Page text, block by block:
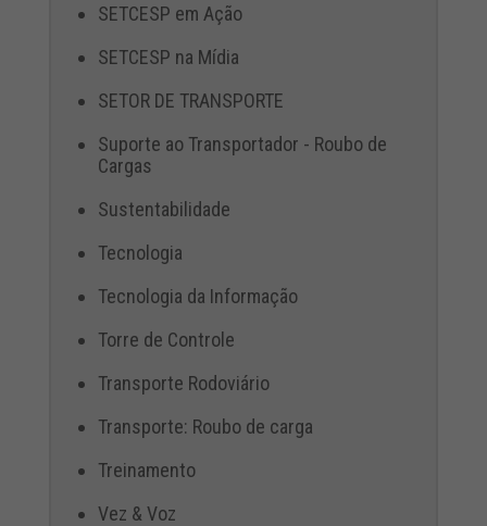
SETCESP em Ação
SETCESP na Mídia
SETOR DE TRANSPORTE
Suporte ao Transportador - Roubo de
Cargas
Sustentabilidade
Tecnologia
Tecnologia da Informação
Torre de Controle
Transporte Rodoviário
Transporte: Roubo de carga
Treinamento
Vez & Voz